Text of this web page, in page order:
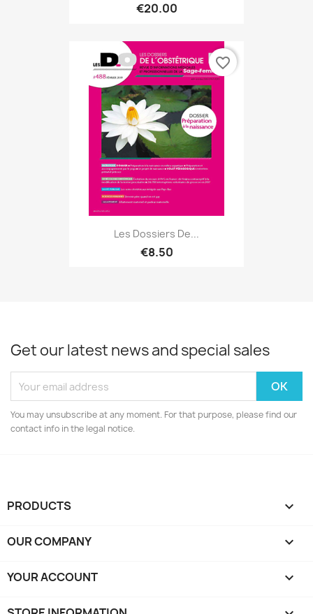
€20.00
Les Dossiers De...
€8.50
favorite_border
Get our latest news and special sales
You may unsubscribe at any moment. For that purpose, please find our
contact info in the legal notice.
PRODUCTS 
OUR COMPANY 
YOUR ACCOUNT 